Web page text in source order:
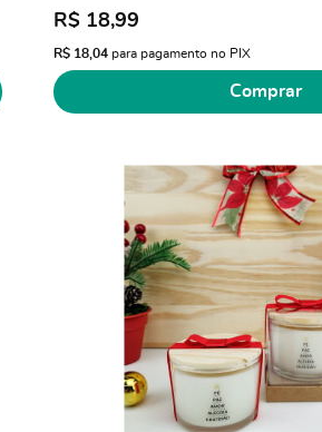
R$ 18,99
R$ 18,04 para pagamento no PIX
Comprar